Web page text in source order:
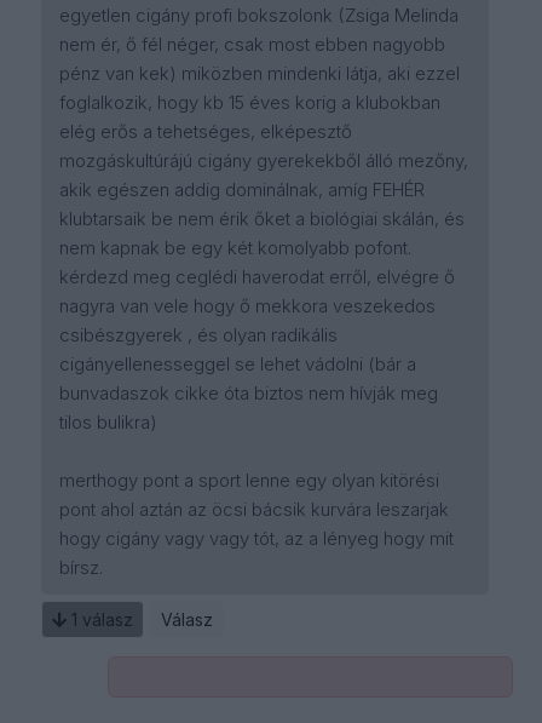
egyetlen cigány profi bokszolonk (Zsiga Melinda
nem ér, ő fél néger, csak most ebben nagyobb
pénz van kek) miközben mindenki látja, aki ezzel
foglalkozik, hogy kb 15 éves korig a klubokban
elég erős a tehetséges, elképesztő
mozgáskultúrájú cigány gyerekekből álló mezőny,
akik egészen addig dominálnak, amíg FEHÉR
klubtarsaik be nem érik őket a biológiai skálán, és
nem kapnak be egy két komolyabb pofont.
kérdezd meg ceglédi haverodat erről, elvégre ő
nagyra van vele hogy ő mekkora veszekedos
csibészgyerek , és olyan radikális
cigányellenesseggel se lehet vádolni (bár a
bunvadaszok cikke óta biztos nem hívják meg
tilos bulikra)
merthogy pont a sport lenne egy olyan kitörési
pont ahol aztán az öcsi bácsik kurvára leszarjak
hogy cigány vagy vagy tót, az a lényeg hogy mit
bírsz.
1 válasz Válasz